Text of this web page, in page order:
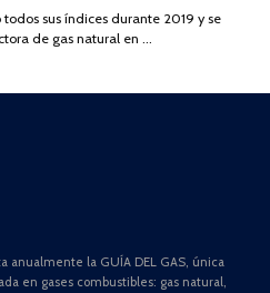
2025
sus índices durante 2019 y se
de gas natural en …
anualmente la GUÍA DEL GAS, única
en gases combustibles: gas natural,